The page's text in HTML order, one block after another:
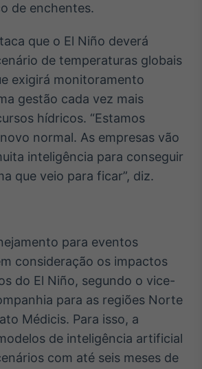
Broadcast
Conteúdos e
displays e telas
Curadoria
Curadoria de
conteúdos
Monitoramento
inteligente de
notícias e
conteúdos
Broadcast
Fundos
A melhor
de enchentes.
que o El Niño deverá
de temperaturas globais
exigirá monitoramento
gestão cada vez mais
hídricos. “Estamos
normal. As empresas vão
inteligência para conseguir
que veio para ficar”, diz.
para eventos
consideração os impactos
do El Niño, segundo o vice-
para as regiões Norte
Médicis. Para isso, a
de inteligência artificial
com até seis meses de